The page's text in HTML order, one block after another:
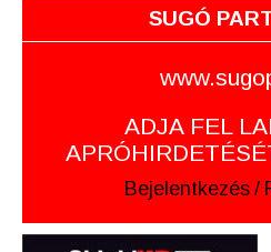
SUGÓ
ADJA FEL
Bejelentkezés /